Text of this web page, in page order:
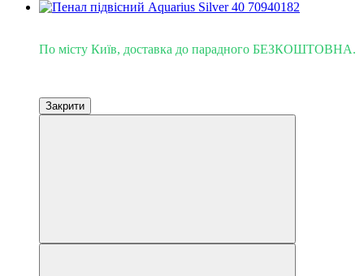
По місту Київ, доставка до парадного БЕЗКОШТОВНА.
Закрити